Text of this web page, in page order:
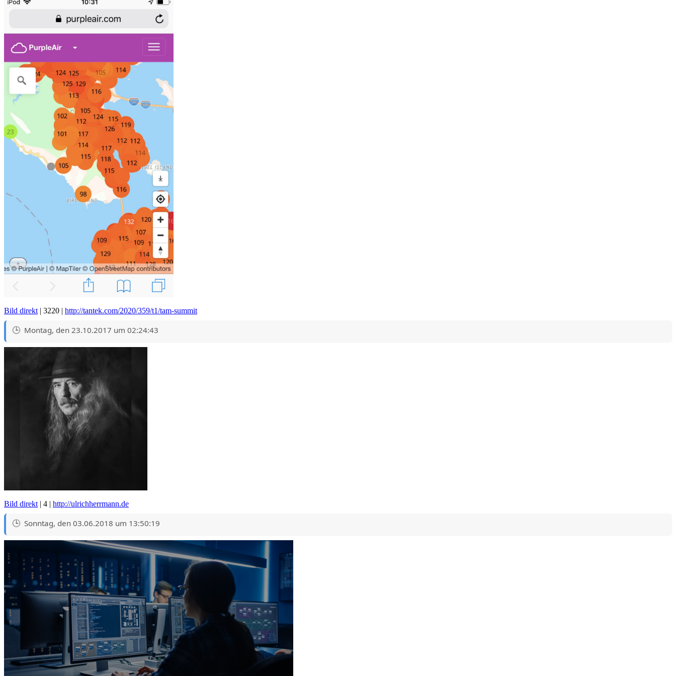
Bild direkt | 3220 | http://tantek.com/2020/359/t1/tam-summit
Montag, den 23.10.2017 um 02:24:43
Bild direkt | 4 | http://ulrichherrmann.de
Sonntag, den 03.06.2018 um 13:50:19